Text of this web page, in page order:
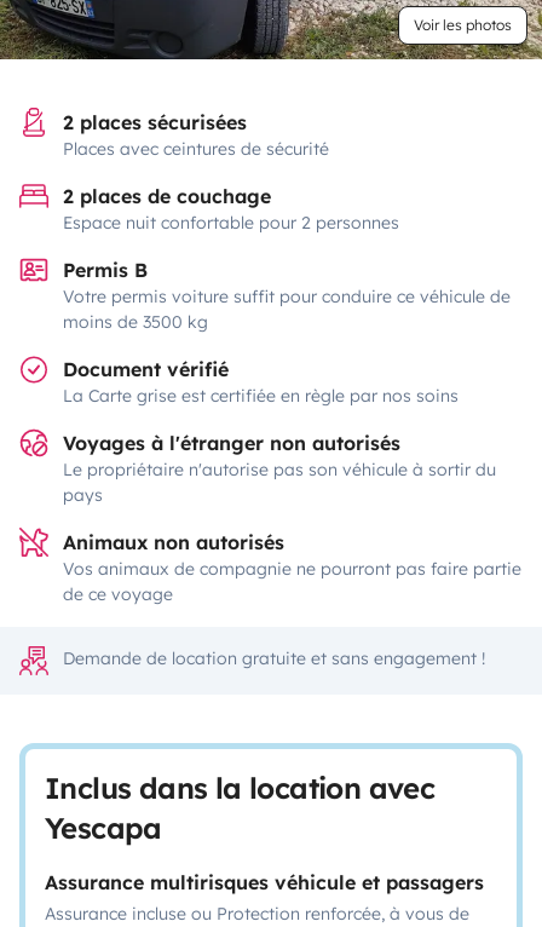
Voir les photos
2 places sécurisées
Places avec ceintures de sécurité
2 places de couchage
Espace nuit confortable pour 2 personnes
Permis B
Votre permis voiture suffit pour conduire ce véhicule de
moins de 3500 kg
Document vérifié
La Carte grise est certifiée en règle par nos soins
Voyages à l'étranger non autorisés
Le propriétaire n'autorise pas son véhicule à sortir du
pays
Animaux non autorisés
Vos animaux de compagnie ne pourront pas faire partie
de ce voyage
Demande de location gratuite et sans engagement !
Inclus dans la location avec
Yescapa
Assurance multirisques véhicule et passagers
Assurance incluse ou Protection renforcée, à vous de